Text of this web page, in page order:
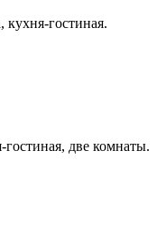
кухня-гостиная.
две комнаты.